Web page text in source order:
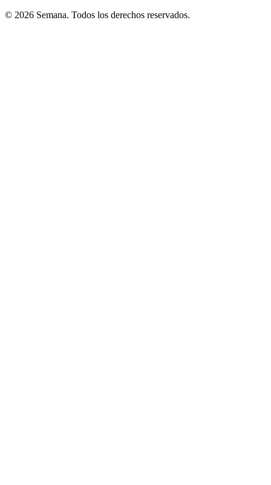
© 2026 Semana. Todos los derechos reservados.